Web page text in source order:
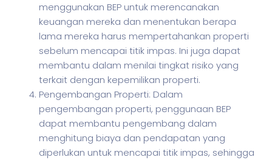
menggunakan BEP untuk merencanakan
keuangan mereka dan menentukan berapa
lama mereka harus mempertahankan properti
sebelum mencapai titik impas. Ini juga dapat
membantu dalam menilai tingkat risiko yang
terkait dengan kepemilikan properti.
Pengembangan Properti: Dalam
pengembangan properti, penggunaan BEP
dapat membantu pengembang dalam
menghitung biaya dan pendapatan yang
diperlukan untuk mencapai titik impas, sehingga